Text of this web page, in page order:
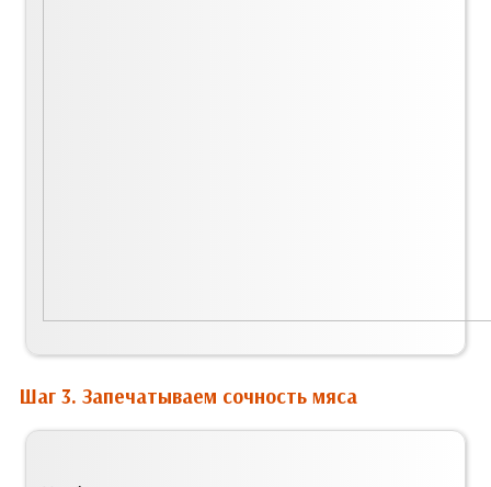
Шаг 3. Запечатываем сочность мяса